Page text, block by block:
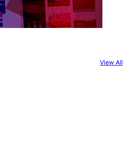
View All